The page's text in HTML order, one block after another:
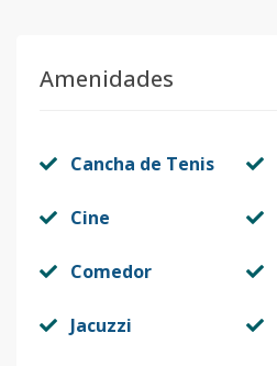
Amenidades
Cancha de Tenis
Cine
Comedor
Jacuzzi